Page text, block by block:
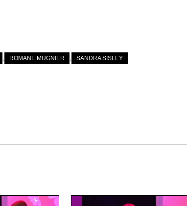
, ROMANE MUGNIER , SANDRA SISLEY